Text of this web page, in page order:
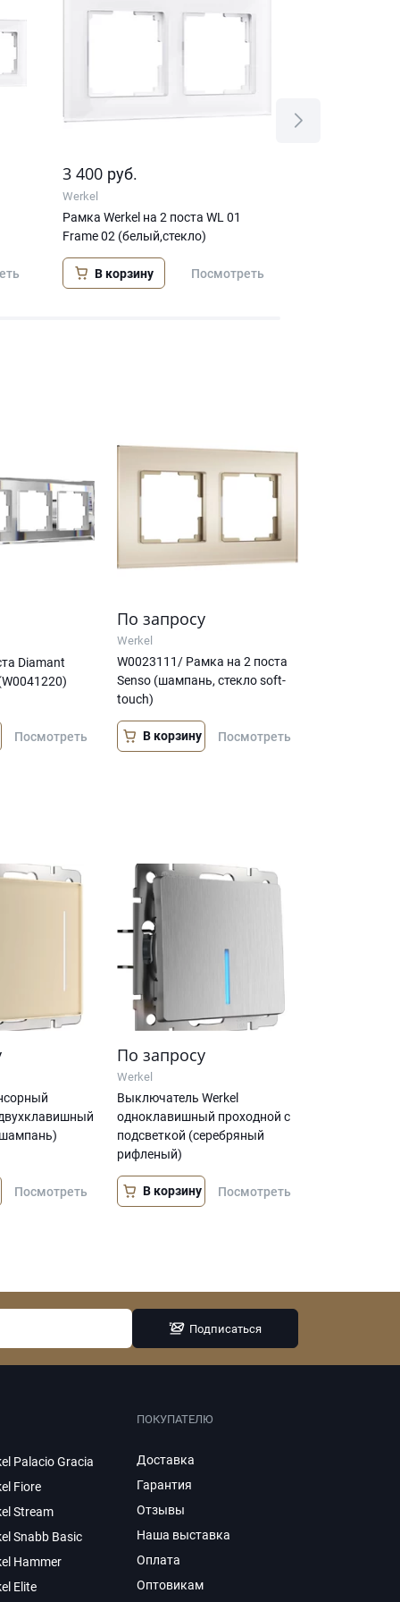
3 400 руб.
Werkel
Рамка Werkel на 2 поста WL 01
Frame 02 (белый,стекло)
В корзину Посмотреть
Diamant
Посмотреть
По запросу
Werkel
W0023111/ Рамка на 2 поста
Senso (шампань, стекло soft-
touch)
В корзину Посмотреть
Посмотреть
По запросу
Werkel
Выключатель Werkel
одноклавишный проходной с
подсветкой (серебряный
рифленый)
В корзину Посмотреть
Подписаться
Palacio Gracia
Fiore
Stream
Snabb Basic
Hammer
Elite
ПОКУПАТЕЛЮ
Доставка
Гарантия
Отзывы
Наша выставка
Оплата
Оптовикам